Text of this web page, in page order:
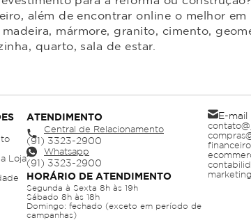
além de encontrar online o melhor
mármore, granito, cimento,
quarto, sala de estar.
Loja
ATENDIMENTO
Central de Relacionamento
Whatsapp
HORÁRIO DE ATENDIMENTO
Segunda à Sexta 8h às 19h
Sábado 8h às 18h
Domingo: fechado (exceto em período de
campanhas)
E-mail